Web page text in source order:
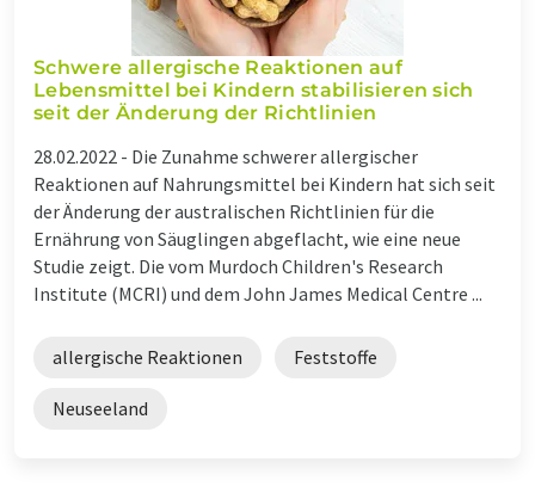
Schwere allergische Reaktionen auf
Lebensmittel bei Kindern stabilisieren sich
seit der Änderung der Richtlinien
28.02.2022 - Die Zunahme schwerer allergischer
Reaktionen auf Nahrungsmittel bei Kindern hat sich seit
der Änderung der australischen Richtlinien für die
Ernährung von Säuglingen abgeflacht, wie eine neue
Studie zeigt. Die vom Murdoch Children's Research
Institute (MCRI) und dem John James Medical Centre ...
allergische Reaktionen Feststoffe
Neuseeland